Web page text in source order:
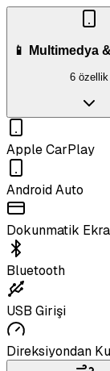
📱 Multimedya
6 özellik
Apple CarPlay
Android Auto
Dokunmatik
Bluetooth
USB Girişi
Direksiyondan